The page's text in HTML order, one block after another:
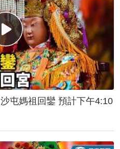
鑾 預計下午4:10